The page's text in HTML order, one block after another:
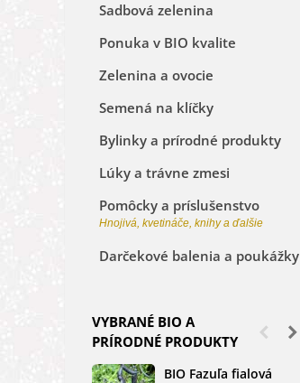
Sadbová zelenina
Ponuka v BIO kvalite
Zelenina a ovocie
Semená na klíčky
Bylinky a prírodné produkty
Lúky a trávne zmesi
Pomôcky a príslušenstvo
Hnojivá, kvetináče, knihy a ďalšie
Darčekové balenia a poukážky
VYBRANÉ BIO A
PRÍRODNÉ PRODUKTY
BIO Fazuľa fialová